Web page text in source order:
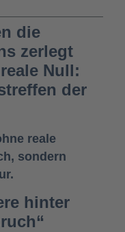
die
zerlegt
Null:
der
reale
sondern
hinter